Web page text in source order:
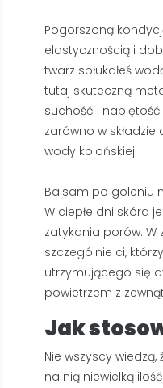
MĘSKA DEPILACJA
INTYMNYCH
199830 wyświetlenia
Męska depilacja stref
polega na usuwaniu
okolic, które nie są
Czytaj dalej
Pogorszoną
elastycznością i
twarz spłukałeś
tutaj skuteczną
suchość i
zarówno w
wody kolońskiej.
Balsam po goleniu
W ciepłe dni skóra
zatykania porów.
szczególnie ci,
utrzymującego się
powietrzem z
Jak
Nie wszyscy
na nią niewielką